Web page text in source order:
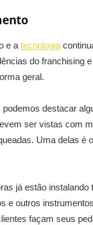
e a tecnologia
do franchising
geral.
podemos destacar
ser vistas com
Uma delas é o
já estão instalando
e outros
façam seus